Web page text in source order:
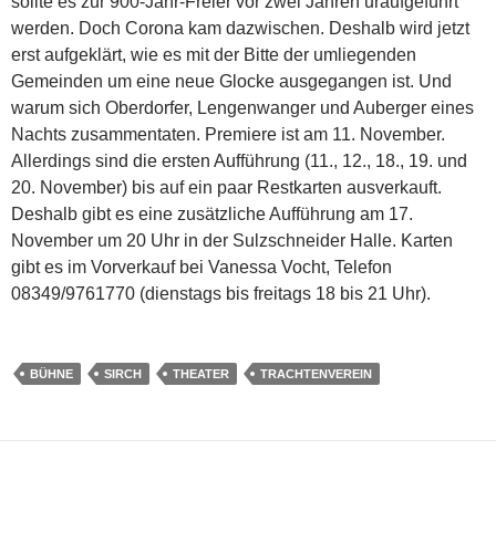
werden. Doch Corona kam dazwischen. Deshalb wird jetzt
erst aufgeklärt, wie es mit der Bitte der umliegenden
Gemeinden um eine neue Glocke ausgegangen ist. Und
warum sich Oberdorfer, Lengenwanger und Auberger eines
Nachts zusammentaten. Premiere ist am 11. November.
Allerdings sind die ersten Aufführung (11., 12., 18., 19. und
20. November) bis auf ein paar Restkarten ausverkauft.
Deshalb gibt es eine zusätzliche Aufführung am 17.
November um 20 Uhr in der Sulzschneider Halle. Karten
gibt es im Vorverkauf bei Vanessa Vocht, Telefon
08349/9761770 (dienstags bis freitags 18 bis 21 Uhr).
BÜHNE SIRCH THEATER TRACHTENVEREIN